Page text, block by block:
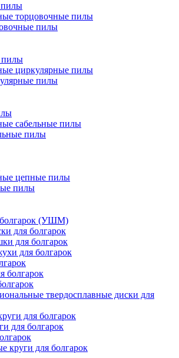
пилы
торцовочные пилы
пилы
пилы
циркулярные пилы
пилы
сабельные пилы
пилы
цепные пилы
пилы
болгарок (УШМ)
для болгарок
для болгарок
для болгарок
болгарок
твердосплавные диски для
для болгарок
для болгарок
круги для болгарок